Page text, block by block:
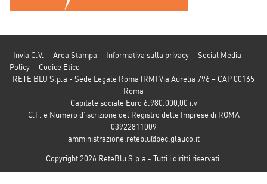
Invia C.V. Area Stampa Informativa sulla privacy
Social Media
Policy
Codice Etico
RETE BLU S.p.a - Sede Legale Roma (RM) Via Aurelia 796 – CAP 00165
Roma
Capitale sociale Euro 6.980.000,00 i.v
C.F. e Numero d’iscrizione del Registro delle Imprese di ROMA
03922811009
amministrazione.reteblu@pec.glauco.it
Copyright 2026 ReteBlu S.p.a - Tutti i diritti riservati.